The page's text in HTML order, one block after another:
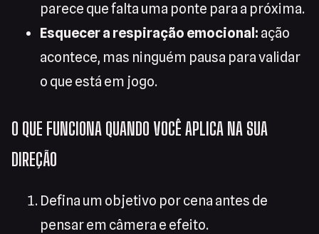
parece que falta uma ponte para a próxima.
Esquecer a respiração emocional: ação
acontece, mas ninguém pausa para validar
o que está em jogo.
O QUE FUNCIONA QUANDO VOCÊ APLICA NA SUA
DIREÇÃO
Defina um objetivo por cena antes de
pensar em câmera e efeito.